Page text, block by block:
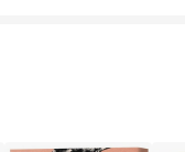
動戶外/母嬰用
方帳號訊息通